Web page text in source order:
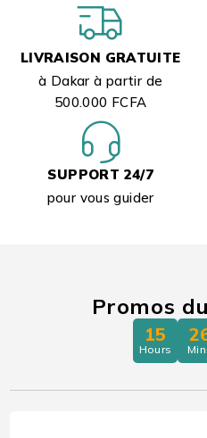
LIVRAISON GRATUITE
à Dakar à partir de
500.000 FCFA
SUPPORT 24/7
pour vous guider
Promos
15
Hours